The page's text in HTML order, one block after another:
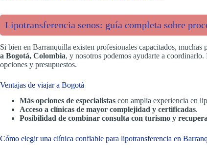
Lipotransferencia senos: guía completa sobre
Si bien en Barranquilla existen profesionales capacitados,
a Bogotá, Colombia, y nosotros podemos ayudarte a
opciones y presupuestos.
Ventajas de viajar a Bogotá
Más opciones de especialistas con amplia experiencia en
Acceso a clínicas de mayor complejidad y certificadas.
Posibilidad de combinar consulta con turismo y
Cómo elegir una clínica confiable para lipotransferencia en